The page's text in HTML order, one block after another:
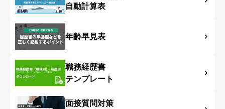
自動計算表
年齢早見表
職務経歴書
テンプレート
面接質問対策